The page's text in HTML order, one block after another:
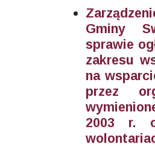
Gminy
sprawie
zakresu
na
przez
2003 r.